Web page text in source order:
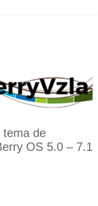
tema de
OS 5.0 – 7.1